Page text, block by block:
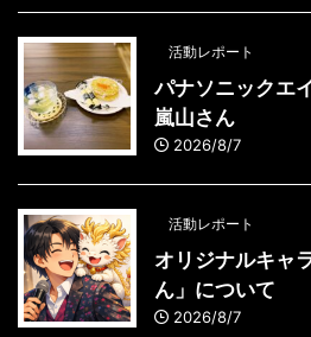
活動レポート
パナソニックエ
嵐山さん
2026/8/7
活動レポート
オリジナルキャ
ん」について
2026/8/7